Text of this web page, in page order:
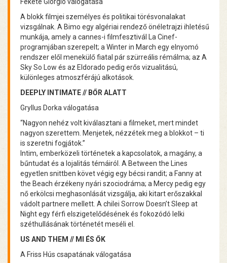
A blokk filmjei személyes és politikai törésvonalakat
vizsgálnak. A Bimo egy algériai rendező önéletrajzi ihletésű
munkája, amely a cannes-i filmfesztivál La Cinef-
programjában szerepelt; a Winter in March egy elnyomó
rendszer elől menekülő fiatal pár szürreális rémálma; az A
Sky So Low és az Eldorado pedig erős vizualitású,
különleges atmoszférájú alkotások.
DEEPLY INTIMATE // BŐR ALATT
Gryllus Dorka válogatása
“Nagyon nehéz volt kiválasztani a filmeket, mert mindet
nagyon szerettem. Menjetek, nézzétek meg a blokkot – ti
is szeretni fogjátok.”
Intim, emberközeli történetek a kapcsolatok, a magány, a
bűntudat és a lojalitás témáiról. A Between the Lines
egyetlen snittben követ végig egy bécsi randit; a Fanny at
the Beach érzékeny nyári szociodráma; a Mercy pedig egy
nő erkölcsi meghasonlását vizsgálja, aki kitart erőszakkal
vádolt partnere mellett. A chilei Sorrow Doesn’t Sleep at
Night egy férfi elszigetelődésének és fokozódó lelki
széthullásának történetét meséli el.
US AND THEM // MI ÉS ŐK
A Friss Hús csapatának válogatása